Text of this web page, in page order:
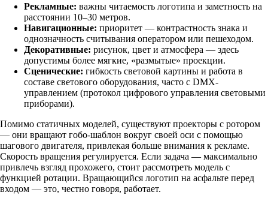
Рекламные: важны читаемость логотипа и заметность на
расстоянии 10–30 метров.
Навигационные: приоритет — контрастность знака и
однозначность считывания оператором или пешеходом.
Декоративные: рисунок, цвет и атмосфера — здесь
допустимы более мягкие, «размытые» проекции.
Сценические: гибкость световой картины и работа в
составе светового оборудования, часто с DMX-
управлением (протокол цифрового управления световыми
приборами).
Помимо статичных моделей, существуют проекторы с ротором
— они вращают гобо-шаблон вокруг своей оси с помощью
шагового двигателя, привлекая больше внимания к рекламе.
Скорость вращения регулируется. Если задача — максимально
привлечь взгляд прохожего, стоит рассмотреть модель с
функцией ротации. Вращающийся логотип на асфальте перед
входом — это, честно говоря, работает.